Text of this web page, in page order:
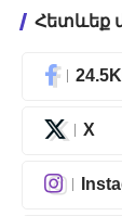
Հետևեք
24.5K
X